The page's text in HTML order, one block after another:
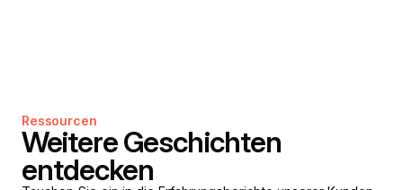
Ressourcen
Weitere Geschichten
entdecken